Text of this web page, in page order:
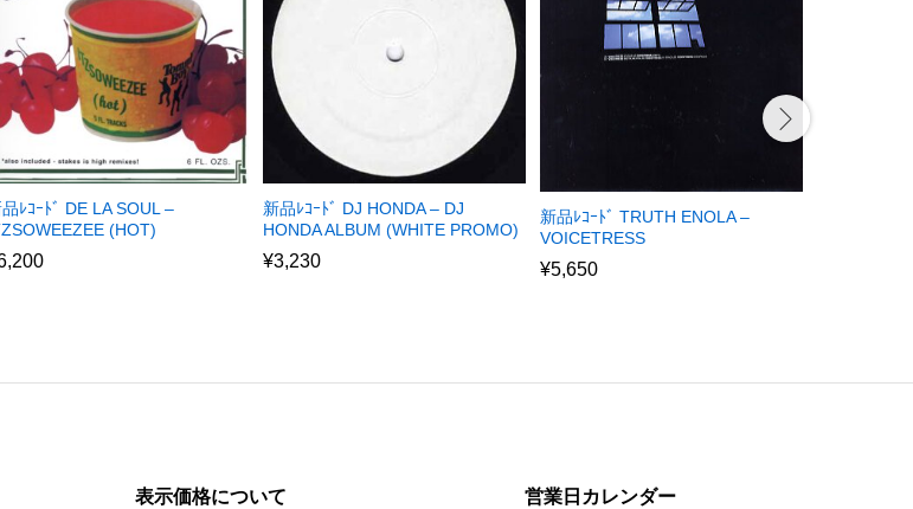
ﾚｺｰﾄﾞ DE LA SOUL –
(HOT)
新品ﾚｺｰﾄﾞ DJ HONDA – DJ
HONDA ALBUM (WHITE PROMO)
¥3,230
新品ﾚｺｰﾄﾞ TRUTH ENOLA –
VOICETRESS
¥5,650
表示価格について 営業日カレンダー